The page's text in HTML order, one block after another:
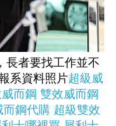
長者要找工作並不
系資料照片超級威
而鋼 雙效威而鋼
而鋼代購 超級雙效